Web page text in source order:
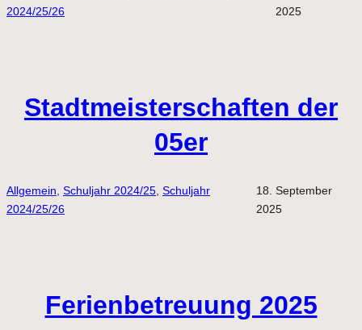
2024/25/26
2025
Stadtmeisterschaften der
05er
Allgemein Schuljahr 2024/25 Schuljahr
2024/25/26
18. September
2025
Ferienbetreuung 2025